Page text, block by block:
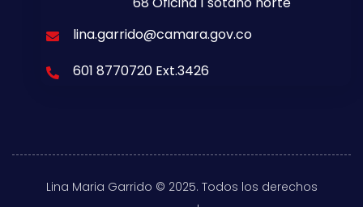
lina.garrido@camara.gov.co
601 8770720 Ext.3426
Lina Maria Garrido © 2025. Todos los derechos